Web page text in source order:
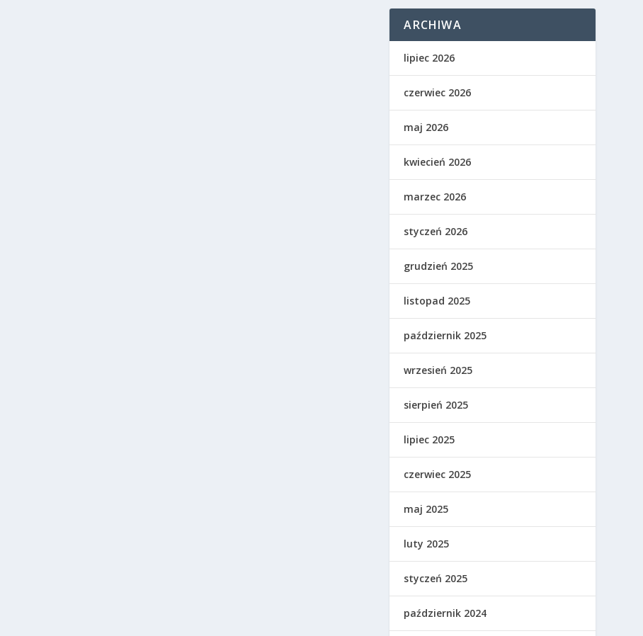
ARCHIWA
lipiec 2026
czerwiec 2026
maj 2026
kwiecień 2026
marzec 2026
styczeń 2026
grudzień 2025
listopad 2025
październik 2025
wrzesień 2025
sierpień 2025
lipiec 2025
czerwiec 2025
maj 2025
luty 2025
styczeń 2025
październik 2024